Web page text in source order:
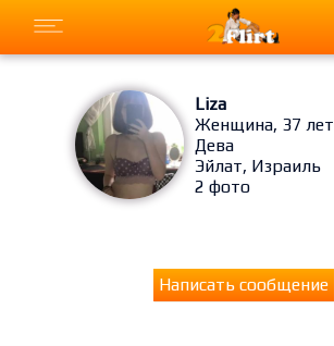
Liza
Женщина, 37 лет
Дева
Эйлат, Израиль
2 фото
Написать сообщение